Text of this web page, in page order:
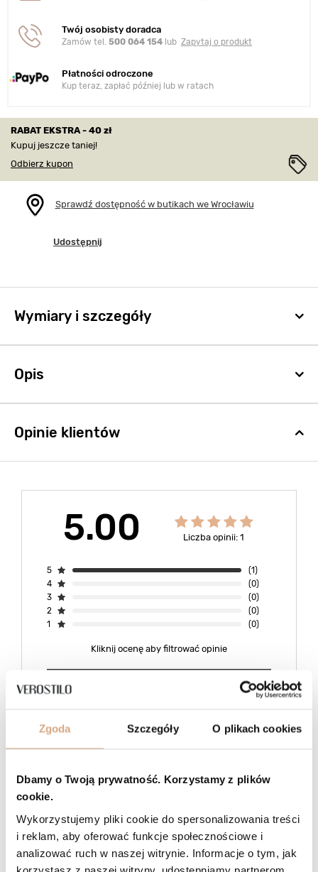
Zgoda Szczegóły O plikach cookies
Dbamy o Twoją prywatność. Korzystamy z plików
cookie.
Wykorzystujemy pliki cookie do spersonalizowania treści
i reklam, aby oferować funkcje społecznościowe i
analizować ruch w naszej witrynie. Informacje o tym, jak
korzystasz z naszej witryny, udostępniamy partnerom
Twój osobisty doradca
Zamów tel. 500 064 154 lub Zapytaj o produkt
Płatności odroczone
Kup teraz, zapłać później lub w ratach
RABAT EKSTRA - 40 zł
Kupuj jeszcze taniej!
Odbierz kupon
Sprawdź dostępność w butikach we Wrocławiu
Udostępnij
Wymiary i szczegóły
Opis
Opinie klientów
5.00 Liczba opinii: 1
5
(1)
4
(0)
3
(0)
2
(0)
1
(0)
Kliknij ocenę aby filtrować opinie
Torebka bardzo ladna. Pasek trochę sztywny ale raczej się ułozy.
Ewa, Wasilkow
Czy opinia była pomocna?